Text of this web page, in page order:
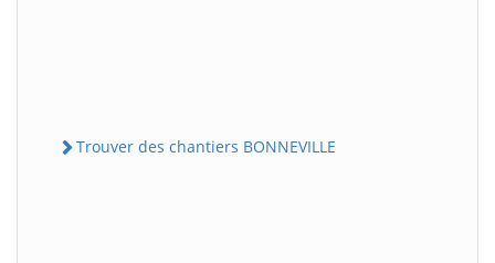
Trouver des chantiers BONNEVILLE